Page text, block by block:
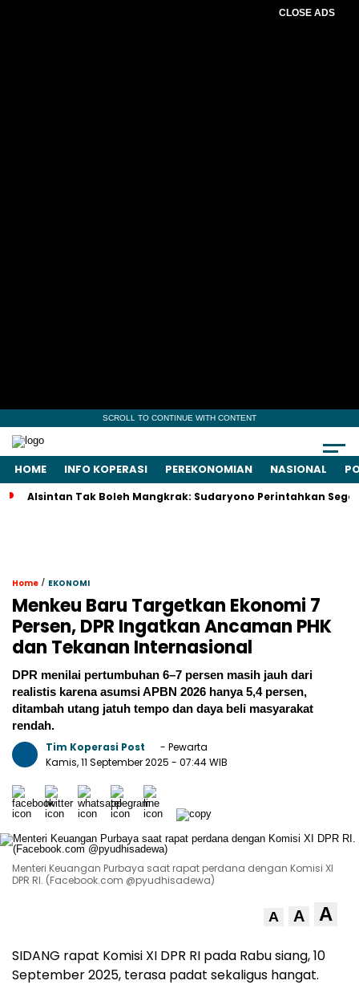
CLOSE ADS
SCROLL TO CONTINUE WITH CONTENT
HOME INFO KOPERASI PEREKONOMIAN NASIONAL
Alsintan Tak Boleh Mangkrak: Sudaryono Perintahkan
Home / EKONOMI
Menkeu Baru Targetkan Ekonomi 7
Persen, DPR Ingatkan Ancaman PHK
dan Tekanan Internasional
DPR menilai pertumbuhan 6–7 persen masih jauh dari
realistis karena asumsi APBN 2026 hanya 5,4 persen,
ditambah utang jatuh tempo dan daya beli masyarakat
rendah.
Tim Koperasi Post
- Pewarta
Kamis, 11 September 2025 - 07:44 WIB
Menteri Keuangan Purbaya saat rapat perdana dengan Komisi XI
DPR RI. (Facebook.com @pyudhisadewa)
A A A
SIDANG rapat Komisi XI DPR RI pada Rabu siang, 10
September 2025, terasa padat sekaligus hangat.